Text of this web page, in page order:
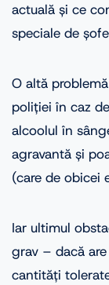
actuală și ce
speciale de
O altă
poliției în caz
alcoolul în
agravantă și
(care de obicei
Iar ultimul
grav – dacă
cantități